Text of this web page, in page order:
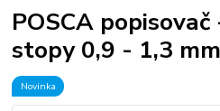
POSCA
stopy 0,9 - 1,3
Novinka